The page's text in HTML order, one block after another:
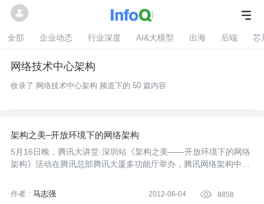
全部 企业动态 行业深度 AI&大模型 出海 后端 芯
网络技术中心架构
收录了 网络技术中心架构 频道下的 50 篇内容
架构之美–开放环境下的网络架构
5月16日晚，腾讯大讲堂·深圳站《架构之美——开放环境下的网络
架构》活动在腾讯总部腾讯大厦多功能厅举办，腾讯网络架构中心
作者 : 马志强 2012-06-04  8858